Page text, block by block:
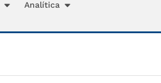
Analítica